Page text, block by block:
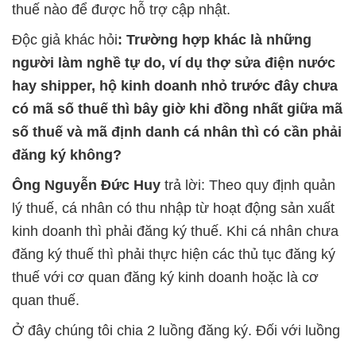
thuế nào để được hỗ trợ cập nhật.
Độc giả khác hỏi: Trường hợp khác là những
người làm nghề tự do, ví dụ thợ sửa điện nước
hay shipper, hộ kinh doanh nhỏ trước đây chưa
có mã số thuế thì bây giờ khi đồng nhất giữa mã
số thuế và mã định danh cá nhân thì có cần phải
đăng ký không?
Ông Nguyễn Đức Huy trả lời: Theo quy định quản
lý thuế, cá nhân có thu nhập từ hoạt động sản xuất
kinh doanh thì phải đăng ký thuế. Khi cá nhân chưa
đăng ký thuế thì phải thực hiện các thủ tục đăng ký
thuế với cơ quan đăng ký kinh doanh hoặc là cơ
quan thuế.
Ở đây chúng tôi chia 2 luồng đăng ký. Đối với luồng